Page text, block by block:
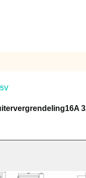
16A